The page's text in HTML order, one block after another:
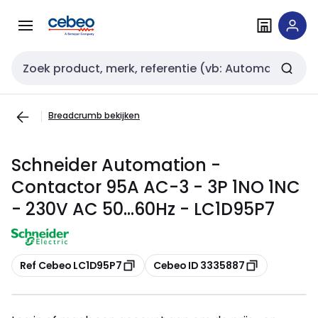
naar
naar
Zoekveld invoer
Breadcrumb bekijken
Schneider Automation -
Contactor 95A AC-3 - 3P 1NO 1NC
- 230V AC 50...60Hz - LC1D95P7
Kopiëren
Ref Cebeo LC1D95P7 Kopiëren
Cebeo ID 3335887